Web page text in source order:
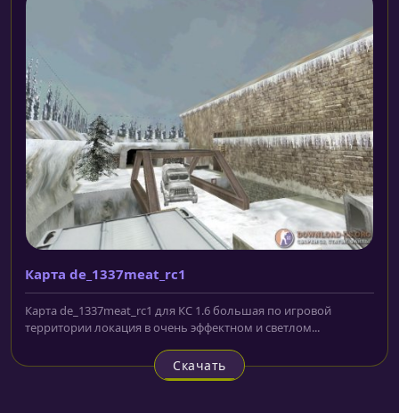
Карта de_1337meat_rc1
Карта de_1337meat_rc1 для КС 1.6 большая по игровой
территории локация в очень эффектном и светлом...
Скачать